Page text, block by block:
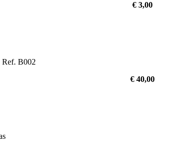
€ 3,00
Ref. B002
€ 40,00